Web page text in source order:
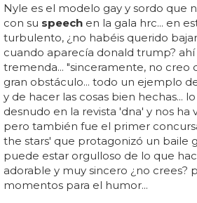
Nyle es el modelo gay y sordo que
con su speech en la gala hrc... en
turbulento, ¿no habéis querido
cuando aparecía donald trump?
tremenda... "sinceramente, no creo
gran obstáculo... todo un ejemplo
y de hacer las cosas bien hechas...
desnudo en la revista 'dna' y nos ha
pero también fue el primer
the stars' que protagonizó un baile
puede estar orgulloso de lo que
adorable y muy sincero ¿no crees?
momentos para el humor...